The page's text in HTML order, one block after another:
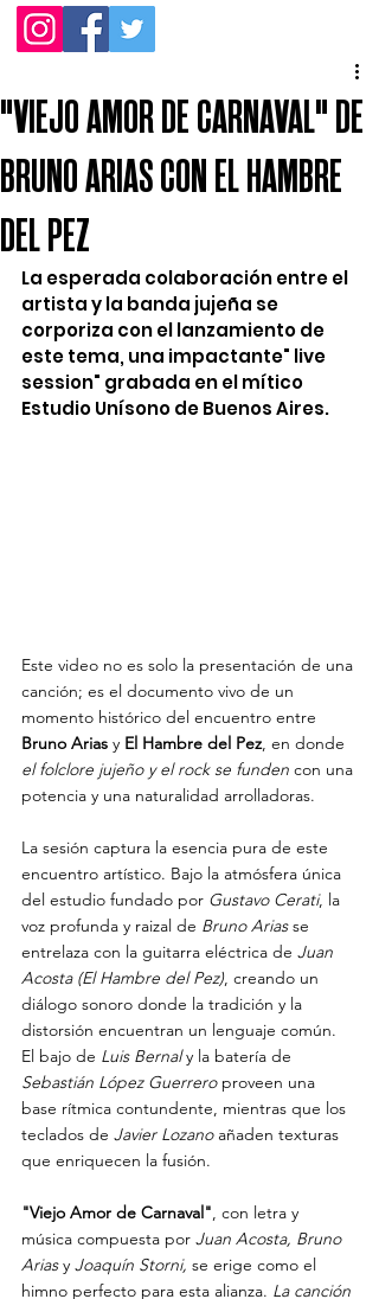
"VIEJO AMOR DE CARNAVAL" DE
BRUNO ARIAS CON EL HAMBRE
DEL PEZ
La esperada colaboración entre el
artista y la banda jujeña se
corporiza con el lanzamiento de
este tema, una impactante" live
session" grabada en el mítico
Estudio Unísono de Buenos Aires.
Este video no es solo la presentación de una
canción; es el documento vivo de un
momento histórico del encuentro entre
Bruno Arias y El Hambre del Pez, en donde
el folclore jujeño y el rock se funden con una
potencia y una naturalidad arrolladoras.
La sesión captura la esencia pura de este
encuentro artístico. Bajo la atmósfera única
del estudio fundado por Gustavo Cerati, la
voz profunda y raizal de Bruno Arias se
entrelaza con la guitarra eléctrica de Juan
Acosta (El Hambre del Pez), creando un
diálogo sonoro donde la tradición y la
distorsión encuentran un lenguaje común.
El bajo de Luis Bernal y la batería de
Sebastián López Guerrero proveen una
base rítmica contundente, mientras que los
teclados de Javier Lozano añaden texturas
que enriquecen la fusión.
"Viejo Amor de Carnaval", con letra y
música compuesta por Juan Acosta, Bruno
Arias y Joaquín Storni, se erige como el
himno perfecto para esta alianza. La canción